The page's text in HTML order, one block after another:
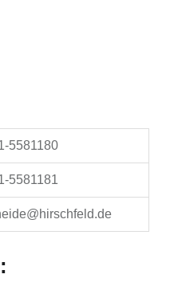
5581180
5581181